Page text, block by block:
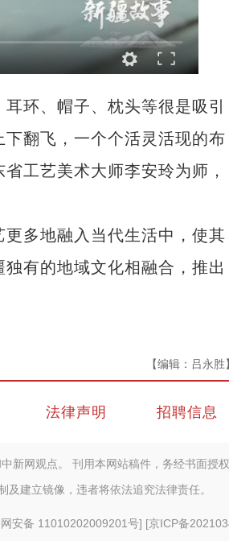
环、帽子、枕头等很是吸引
翻飞，一个个活灵活现的布
工艺美术大师李安玲为师，
多地融入当代生活中，使其
有的地域文化相融合，推出
【编辑：吕永胜】
法律声明 招聘信息
新网观点。 刊用本网站稿件，务经书面授权
及建立镜像，违者将依法追究法律责任。
安备 11010202009201号] [京ICP备